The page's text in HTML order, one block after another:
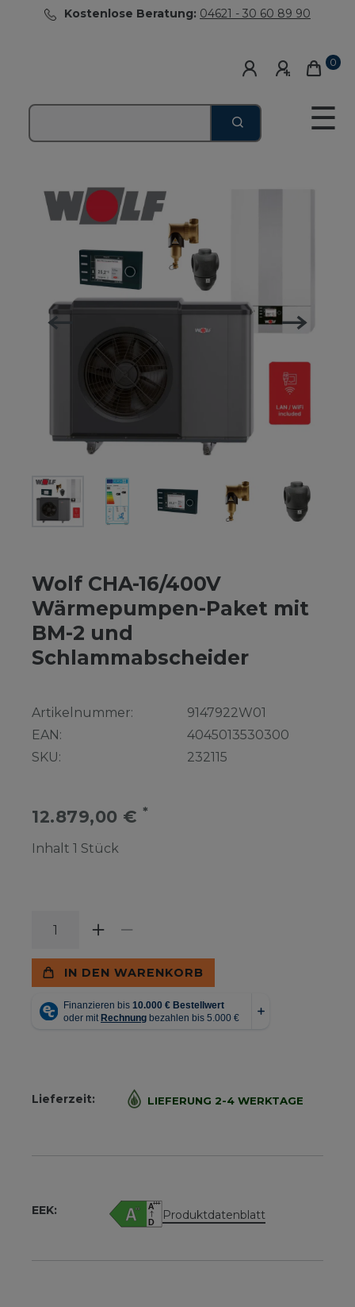
Kostenlose Beratung: 04621 - 30 60 89 90
0
☰
Wolf CHA-16/400V
Wärmepumpen-Paket mit
BM-2 und
Schlammabscheider
Artikelnummer:
EAN:
SKU:
9147922W01
4045013530300
232115
12.879,00 € *
Inhalt 1 Stück
IN DEN WARENKORB
Lieferzeit: LIEFERUNG 2-4 WERKTAGE
EEK: Produktdatenblatt